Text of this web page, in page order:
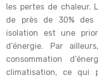
les pertes de chaleur.
de près de 30% des
isolation est une
d’énergie. Par
consommation
climatisation, ce qui